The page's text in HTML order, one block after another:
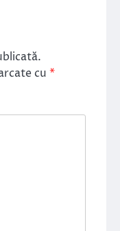
cu *